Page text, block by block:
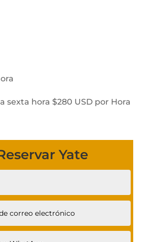
sexta hora $280 USD por Hora
Yate